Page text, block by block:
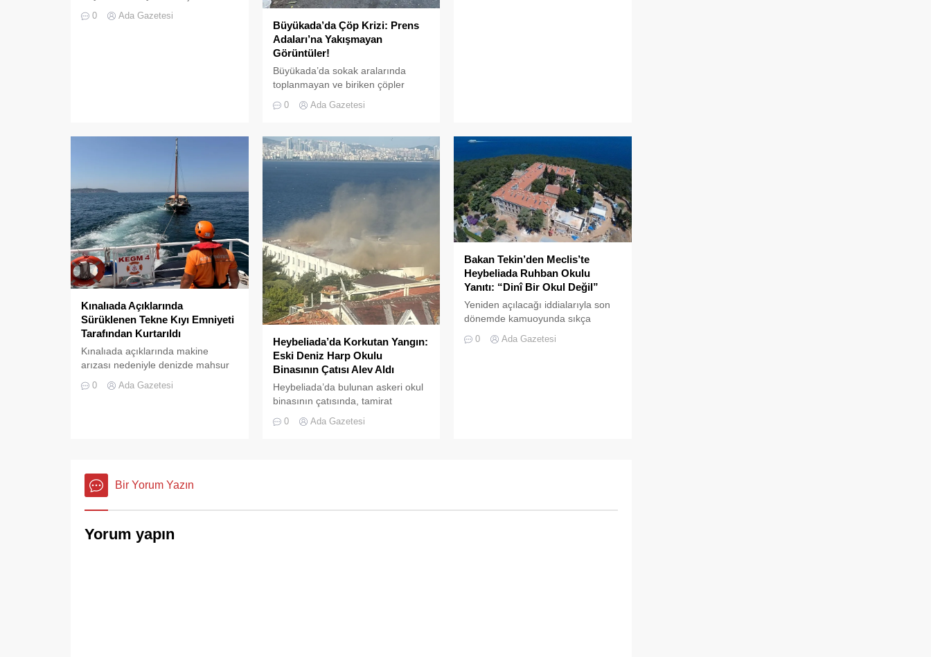
eksikliğinin kurbanı oldu. Doğal
andıran kirliliğiyle gündemde. Bir
vatandaş tarafından...
0 Ada Gazetesi
Büyükada’da Çöp Krizi: Prens
Adaları’na Yakışmayan
Görüntüler!
Büyükada’da sokak aralarında
toplanmayan ve biriken çöpler
oluyor.Özellikle yaz aylarında hem
akınına uğrayan Büyükada’da,
çevre temizliği konusunda yaşanan
aksaklıklar adeta pes dedirtti.
Adanın tarihi ve doğal güzellikleriyle
süslü sokaklarından yansıyan son
görüntüler, çevre sağlığı açısından
tehlike çanlarının çaldığını
gösteriyor. Çöpler Konteynerlere
Sığmıyor,...
0 Ada Gazetesi
Kınalıada Açıklarında
Sürüklenen Tekne Kıyı Emniyeti
Tarafından Kurtarıldı
Kınalıada açıklarında makine
arızası nedeniyle denizde mahsur
Müdürlüğü (KEGM) ekiplerinin
0 Ada Gazetesi
Heybeliada’da Korkutan Yangın:
Eski Deniz Harp Okulu
Binasının Çatısı Alev Aldı
Heybeliada’da bulunan askeri okul
binasının çatısında, tamirat
Gökyüzünü kaplayan yoğun duman
0 Ada Gazetesi
Bakan Tekin’den Meclis’te
Heybeliada Ruhban Okulu
Yanıtı: “Dinî Bir Okul Değil”
Yeniden açılacağı iddialarıyla son
dönemde kamuoyunda sıkça
Okulu, TBMM gündemine taşındı
0 Ada Gazetesi
Bir Yorum Yazın
Yorum yapın